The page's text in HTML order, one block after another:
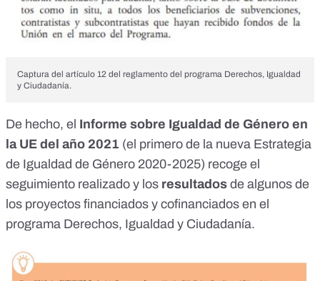
Captura del artículo 12 del reglamento del programa Derechos, Igualdad
y Ciudadanía.
De hecho, el Informe sobre Igualdad de Género en
la UE del año 2021 (el primero de la nueva Estrategia
de Igualdad de Género 2020-2025) recoge el
seguimiento realizado y los resultados de algunos de
los proyectos financiados y cofinanciados en el
programa Derechos, Igualdad y Ciudadanía.